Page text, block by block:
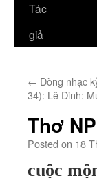
Tác
giả
← Dòng nhạc
34): Lê Dinh:
Thơ
Posted on 18
cuộc